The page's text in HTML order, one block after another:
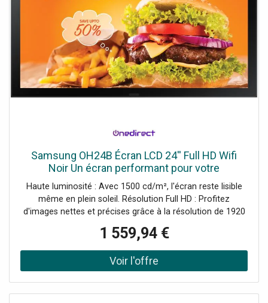
Samsung OH24B Écran LCD 24'' Full HD Wifi
Noir Un écran performant pour votre
signalisation digitale.
Haute luminosité : Avec 1500 cd/m², l'écran reste lisible
même en plein soleil. Résolution Full HD : Profitez
d'images nettes et précises grâce à la résolution de 1920
facilement sans câbles pour une flexibilité accrue. Conçu
pour 24/7 : Fonctionnement continu pour une utilisation
commerciale exigeante. Technologie IPS : Angles de
vision larges pour un affichage optimal sous tous les
1 559,94 €